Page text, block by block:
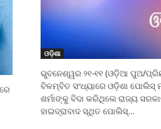
ଓଡ଼ିଶା
ଭୁବନେଶ୍ୱର ୨୧-୧୧ (ଓଡ଼ିଆ ପୁଅ/
ବିଳମ୍ବିତ ସଂଧ୍ୟାରେ ଓଡ଼ିଶା ପୋଲିସ୍
ଶର୍ମାଙ୍କୁ ବିଦା କରିଥିଲେ ରାଜ୍ୟ
ହାଇଦ୍ରାବାଦ ସ୍ଥିତ ପୋଲିସ୍...